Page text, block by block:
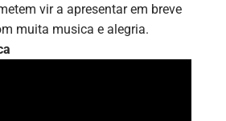
vir a apresentar em breve
muita musica e alegria.